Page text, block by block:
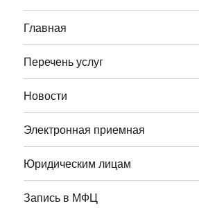
Главная
Перечень услуг
Новости
Электронная приемная
Юридическим лицам
Запись в МФЦ